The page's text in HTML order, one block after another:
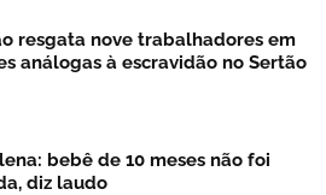
resgata nove trabalhadores em
análogas à escravidão no Sertão
bebê de 10 meses não foi
diz laudo